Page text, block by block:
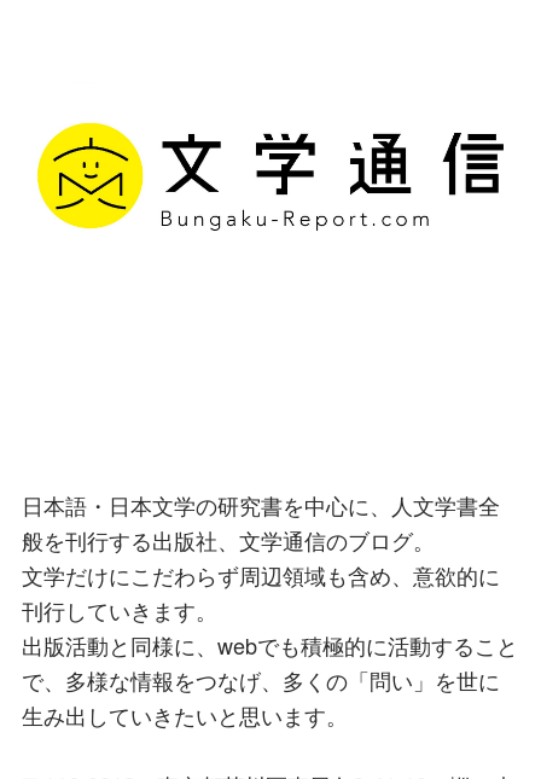
日本語・日本文学の研究書を中心に、人文学書全
般を刊行する出版社、文学通信のブログ。
文学だけにこだわらず周辺領域も含め、意欲的に
刊行していきます。
出版活動と同様に、webでも積極的に活動すること
で、多様な情報をつなげ、多くの「問い」を世に
生み出していきたいと思います。